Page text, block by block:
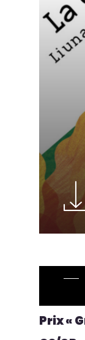
Prix «